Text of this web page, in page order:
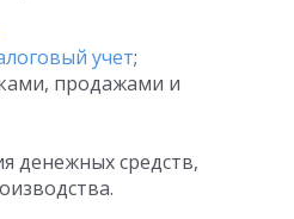
учет;
продажами и
денежных средств,